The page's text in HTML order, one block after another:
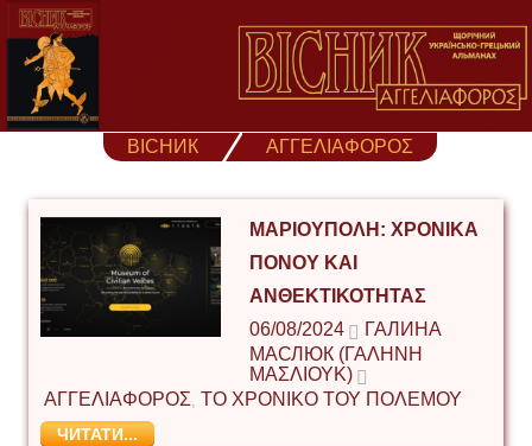
Skip
content
ВІСНИК ΑΓΓΕΛΙΑΦΟΡΟΣ
ΜΑΡΙΟΥΠΟΛΗ: ΧΡΟΝΙΚΆ
ΠΌΝΟΥ ΚΑΙ
ΑΝΘΕΚΤΙΚΌΤΗΤΑΣ
06/08/2024
ГАЛИНА
МАСЛЮК (ΓΑΛΉΝΗ
ΜΑΣΛΙΟΎΚ)
ΑΓΓΕΛΙΑΦΟΡΟΣ ΤΟ ΧΡΟΝΙΚΟ ΤΟΥ ΠΟΛΕΜΟΥ
ЧИТАТИ...